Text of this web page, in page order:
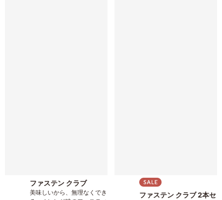
ファステン クラブ
美味しいから、無理なくでき
ファステン クラブ 2本セ